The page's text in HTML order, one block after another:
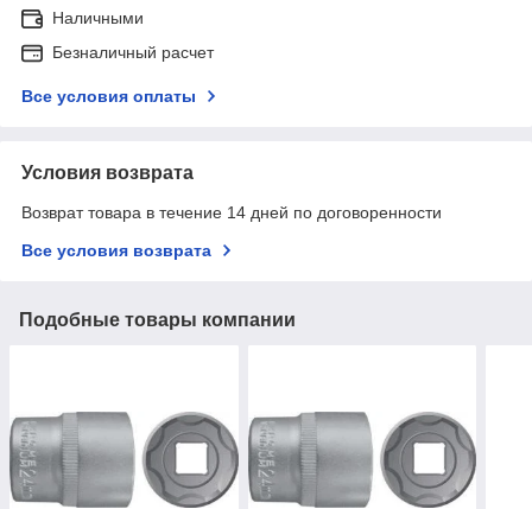
Наличными
Безналичный расчет
Все условия оплаты
Условия возврата
Возврат товара в течение 14 дней по договоренности
Все условия возврата
Подобные товары компании